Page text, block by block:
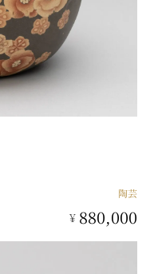
陶芸
¥ 880,000